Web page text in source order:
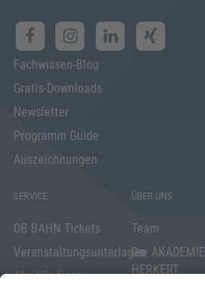
Fachwissen-Blog
Gratis-Downloads
Newsletter
Programm Guide
Auszeichnungen
SERVICE
DB BAHN Tickets
Veranstaltungsunterlagen
Abo kündigen
ÜBER UNS
Team
Die AKADEMIE
HERKERT